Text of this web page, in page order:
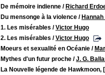
De mémoire indienne / Richard
Du mensonge à la violence /
1. Les misérables /Victor Hugo
2. Les misérables /Victor Hugo
Moeurs et sexualité en Océanie /
Mythes d'un futur proche /J. G.
La Nouvelle légende de Hawkmoon,